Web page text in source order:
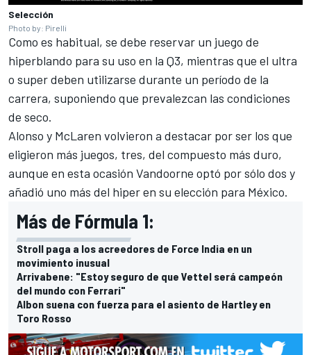
Selección
Photo by: Pirelli
Como es habitual, se debe reservar un juego de
hiperblando para su uso en la Q3, mientras que el ultra
o super deben utilizarse durante un período de la
carrera, suponiendo que prevalezcan las condiciones
de seco.
Alonso y McLaren volvieron a destacar por ser los que
eligieron más juegos, tres, del compuesto más duro,
aunque en esta ocasión Vandoorne optó por sólo dos y
añadió uno más del hiper en su elección para México.
Más de Fórmula 1:
Stroll paga a los acreedores de Force India en un
movimiento inusual
Arrivabene: "Estoy seguro de que Vettel será campeón
del mundo con Ferrari"
Albon suena con fuerza para el asiento de Hartley en
Toro Rosso